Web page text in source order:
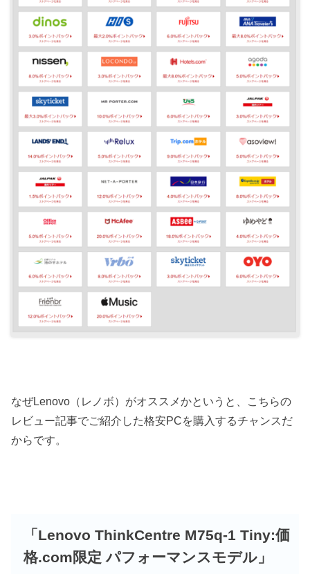
なぜLenovo（レノボ）がオススメかというと、こちらの
レビュー記事でご紹介した格安PCを購入するチャンスだ
からです。
「Lenovo ThinkCentre M75q-1 Tiny:価
格.com限定 パフォーマンスモデル」